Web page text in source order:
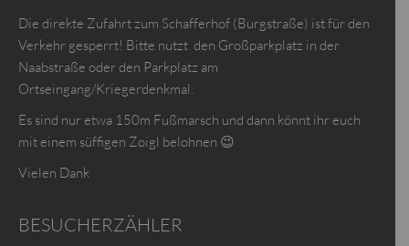
new
windowwindowwindow
Die direkte Zufahrt zum Schafferhof (Burgstraße) ist für den
Verkehr gesperrt! Bitte nutzt den Großparkplatz in der
Naabstraße oder den Parkplatz am
Ortseingang/Kriegerdenkmal.
Es sind nur etwa 150m Fußmarsch und dann könnt ihr euch
mit einem süffigen Zoigl belohnen 😉
Vielen Dank
BESUCHERZÄHLER